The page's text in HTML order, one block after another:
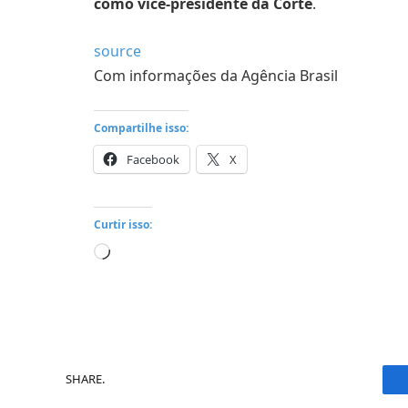
source
Com informações da Agência Brasil
Compartilhe isso:
Facebook X
Curtir isso:
Carregando...
SHARE.